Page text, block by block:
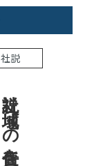
社説
社説 地域への責任を結果で示せ